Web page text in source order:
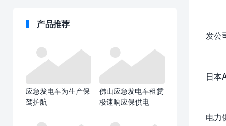
发公
日本
电力
产品推荐
应急发电车为生产保
驾护航
佛山应急发电车租赁
极速响应保供电